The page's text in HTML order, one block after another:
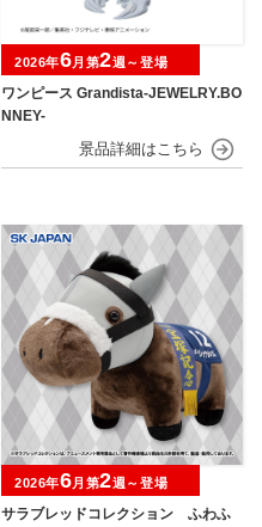
ワンピース Grandista-JEWELRY.BO
NNEY-
2026年6月第2週～登場
サラブレッドコレクション ふわふ
2026年6月第2週～登場